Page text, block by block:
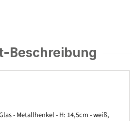
Beschreibung
- Metallhenkel - H: 14,5cm - weiß,